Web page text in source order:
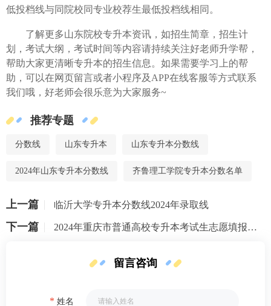
低投档线与同院校同专业校荐生最低投档线相同。
了解更多山东院校专升本资讯，如招生简章，招生计
划，考试大纲，考试时间等内容请持续关注好老师升学帮，
帮助大家更清晰专升本的招生信息。如果需要学习上的帮
助，可以在网页留言或者小程序及APP在线客服等方式联系
我们哦，好老师会很乐意为大家服务~
推荐专题
分数线 山东专升本 山东专升本分数线
2024年山东专升本分数线 齐鲁理工学院专升本分数名单
上一篇 临沂大学专升本分数线2024年录取线
下一篇 2024年重庆市普通高校专升本考试生志愿填报时间和流程公告
留言咨询
* 姓名